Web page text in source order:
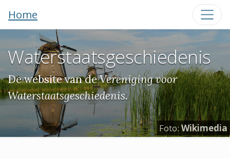
Home
Waterstaatsgeschiedenis
De website van deVereniging voor
Waterstaatsgeschiedenis.
Foto:Wikimedia